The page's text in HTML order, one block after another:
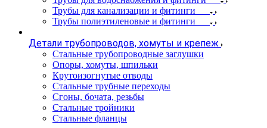
Трубы для канализации и фитинги
Трубы полиэтиленовые и фитинги
Детали трубопроводов, хомуты и крепеж
Стальные трубопроводные заглушки
Опоры, хомуты, шпильки
Крутоизогнутые отводы
Стальные трубные переходы
Сгоны, бочата, резьбы
Стальные тройники
Стальные фланцы